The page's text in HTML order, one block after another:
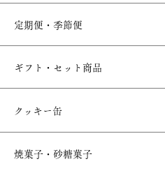
定期便・季節便
ギフト・セット商品
クッキー缶
焼菓子・砂糖菓子